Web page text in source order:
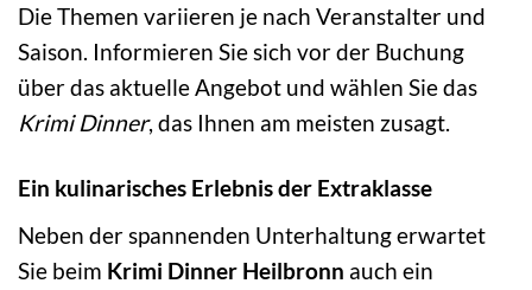
Die Themen variieren je nach Veranstalter und
Saison. Informieren Sie sich vor der Buchung
über das aktuelle Angebot und wählen Sie das
Krimi Dinner, das Ihnen am meisten zusagt.
Ein kulinarisches Erlebnis der Extraklasse
Neben der spannenden Unterhaltung erwartet
Sie beim Krimi Dinner Heilbronn auch ein